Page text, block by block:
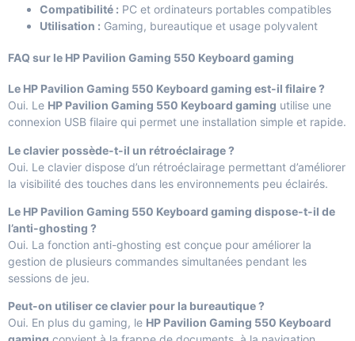
Compatibilité : PC et ordinateurs portables compatibles
Utilisation : Gaming, bureautique et usage polyvalent
FAQ sur le HP Pavilion Gaming 550 Keyboard gaming
Le HP Pavilion Gaming 550 Keyboard gaming est-il filaire ?
Oui. Le HP Pavilion Gaming 550 Keyboard gaming utilise une
connexion USB filaire qui permet une installation simple et rapide.
Le clavier possède-t-il un rétroéclairage ?
Oui. Le clavier dispose d’un rétroéclairage permettant d’améliorer
la visibilité des touches dans les environnements peu éclairés.
Le HP Pavilion Gaming 550 Keyboard gaming dispose-t-il de
l’anti-ghosting ?
Oui. La fonction anti-ghosting est conçue pour améliorer la
gestion de plusieurs commandes simultanées pendant les
sessions de jeu.
Peut-on utiliser ce clavier pour la bureautique ?
Oui. En plus du gaming, le HP Pavilion Gaming 550 Keyboard